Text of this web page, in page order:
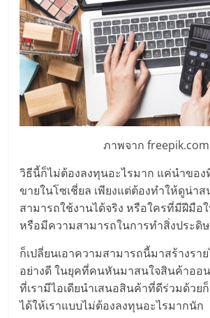
ไชส์,
ปรึกษา
แฟ
ไชส์,
รวม
แฟ
ขาย
แฟ
รน
ไชส์
รน
ไชส์
ขาย
หน้า
ภาพจาก freepik.com
วิธีนี้ก็ไม่ต้องลงทุนอะไรมาก แค่นำของ
ขายในโซเชี่ยล เพียงแต่ต้องทำให้ดูน่า
สามารถใช้งานได้จริง หรือใครที่มีฝีมือ
หรือมีความสามารถในการทำสิ่งประดิ
ก็เปลี่ยนเอาความสามารถนี้มาสร้างรา
อย่างดี ในยุคที่คนหันมาสนใจสินค้าออ
ที่เรามีไอเดียนำเสนอสินค้าที่ดีร่วมด้วย
ได้ให้เราแบบไม่ต้องลงทุนอะไรมากนัก